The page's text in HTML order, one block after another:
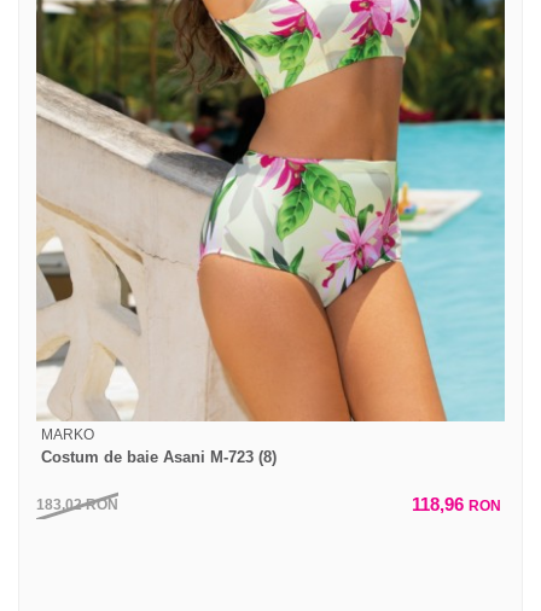
MARKO
Costum de baie Asani M-723 (8)
183,02RON 118,96 RON